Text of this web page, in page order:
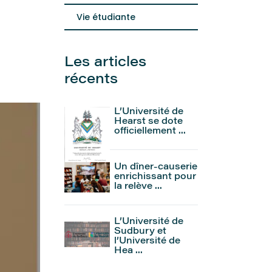
Vie étudiante
Les articles
récents
L’Université de
Hearst se dote
officiellement ...
Un dîner-causerie
enrichissant pour
la relève ...
L’Université de
Sudbury et
l’Université de
Hea ...